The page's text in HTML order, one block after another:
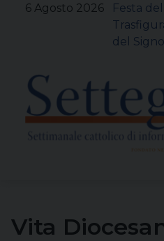
6 Agosto 2026
Festa
del
Vita